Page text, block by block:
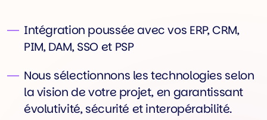
Intégration poussée avec vos ERP, CRM,
PIM, DAM, SSO et PSP
Nous sélectionnons les technologies selon
la vision de votre projet, en garantissant
évolutivité, sécurité et interopérabilité.